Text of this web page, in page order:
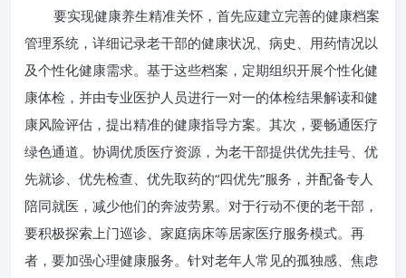
要实现健康养生精准关怀，首先应建立完善的健康档案
管理系统，详细记录老干部的健康状况、病史、用药情况以
及个性化健康需求。基于这些档案，定期组织开展个性化健
康体检，并由专业医护人员进行一对一的体检结果解读和健
康风险评估，提出精准的健康指导方案。其次，要畅通医疗
绿色通道。协调优质医疗资源，为老干部提供优先挂号、优
先就诊、优先检查、优先取药的“四优先”服务，并配备专人
陪同就医，减少他们的奔波劳累。对于行动不便的老干部，
要积极探索上门巡诊、家庭病床等居家医疗服务模式。再
者，要加强心理健康服务。针对老年人常见的孤独感、焦虑